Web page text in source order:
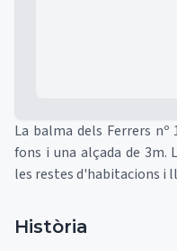
La balma dels Ferrers
fons i una alçada de
les restes d'habitacions i
Història